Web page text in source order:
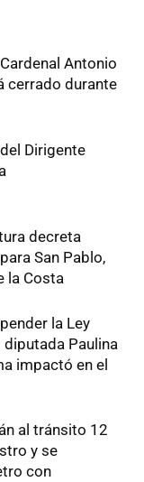
Antonio
cerrado durante
Dirigente
decreta
San Pablo,
la Costa
la Ley
Paulina
impactó en el
al tránsito 12
y se
con